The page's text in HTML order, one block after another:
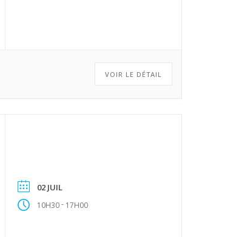
VOIR LE DÉTAIL
02 JUIL
10H30- 17H00